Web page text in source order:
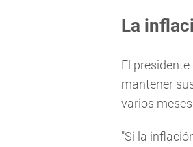
La
El presidente
mantener
varios
"Si la